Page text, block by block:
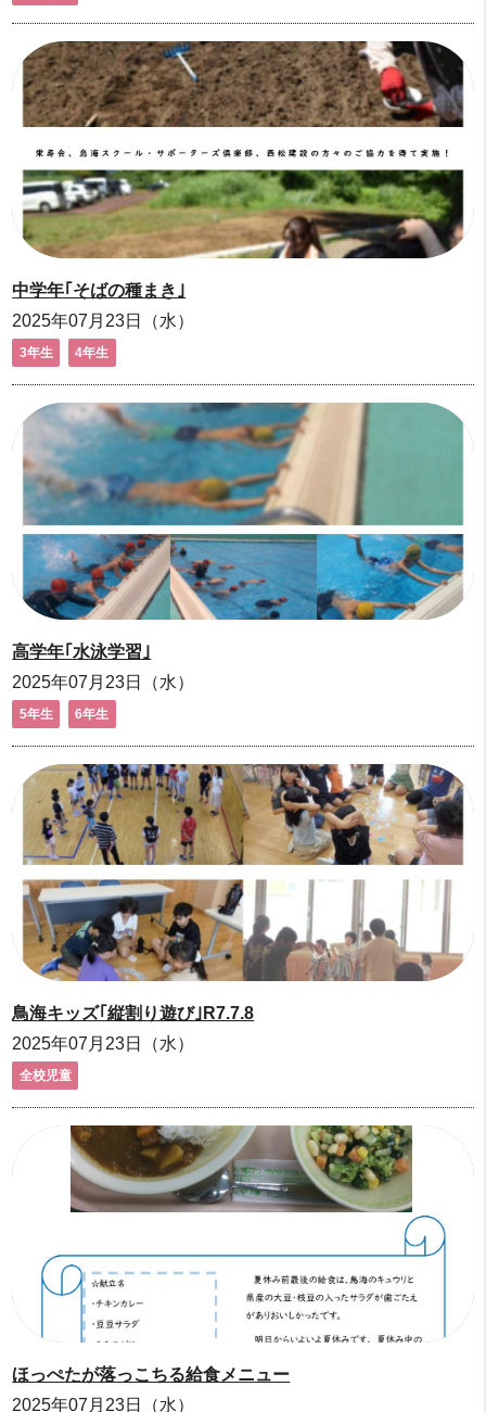
中学年｢そばの種まき｣
2025年07月23日（水）
3年生 4年生
高学年｢水泳学習｣
2025年07月23日（水）
5年生 6年生
鳥海キッズ｢縦割り遊び｣R7.7.8
2025年07月23日（水）
全校児童
ほっぺたが落っこちる給食メニュー
2025年07月23日（水）